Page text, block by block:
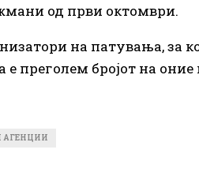
од први октомври.
на патувања, за
е преголем бројот на
АГЕНЦИИ